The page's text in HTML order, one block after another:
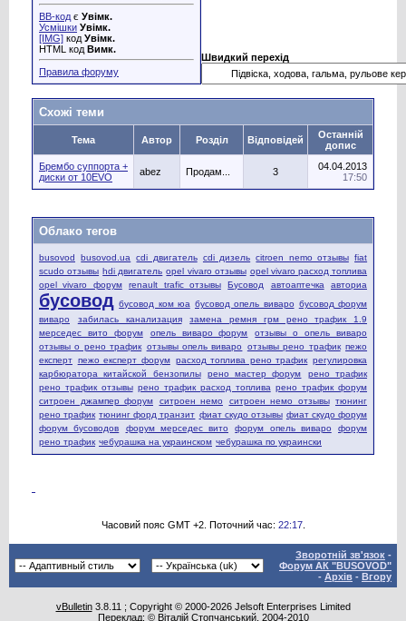
BB-код є Увімк.
Усмішки Увімк.
[IMG] код Увімк.
HTML код Вимк.
Правила форуму
Швидкий перехід
Схожі теми
Тема Автор Розділ Відповідей
Останній
допис
Брембо суппорта +
диски от 10EVO
abez Продам... 3
04.04.2013
17:50
Облако тегов
busovod busovod.ua cdi двигатель cdi дизель citroen nemo отзывы fiat
scudo отзывы hdi двигатель opel vivaro отзывы opel vivaro расход топлива
opel vivaro форум
renault trafic отзывы Бусовод автоаптечка авториа
бусовод бусовод ком юа бусовод опель виваро бусовод форум
виваро
забилась канализация
замена ремня грм рено трафик 1.9
мерседес вито форум
опель виваро форум
отзывы о опель виваро
отзывы о рено трафик отзывы опель виваро отзывы рено трафик пежо
експерт пежо експерт форум расход топлива рено трафик регулировка
карбюратора китайской бензопилы
рено мастер форум
рено трафик
рено трафик отзывы рено трафик расход топлива рено трафик форум
ситроен джампер форум
ситроен немо ситроен немо отзывы тюнинг
рено трафик тюнинг форд транзит фиат скудо отзывы фиат скудо форум
форум бусоводов
форум мерседес вито форум опель виваро
форум
рено трафик чебурашка на украинском чебурашка по украински
Часовий пояс GMT +2. Поточний час: 22:17.
Зворотній зв'язок -
Форум АК "BUSOVOD"
- Архів - Вгору
vBulletin3.8.11 ; Copyright © 2000-2026 Jelsoft Enterprises Limited
Переклад: © Віталій Стопчанський, 2004-2010